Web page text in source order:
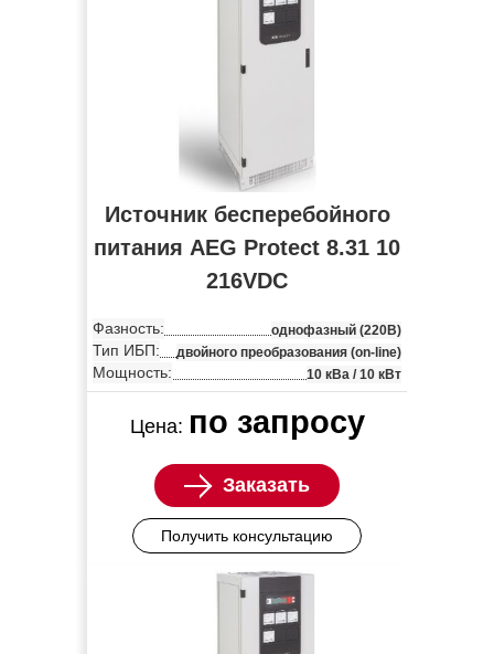
Источник бесперебойного
питания AEG Protect 8.31 10
216VDC
Фазность: однофазный (220В)
Тип ИБП: двойного преобразования (on-line)
Мощность: 10 кВа / 10 кВт
Цена: по запросу
Заказать
Получить консультацию